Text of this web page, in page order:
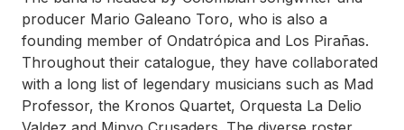
producer Mario Galeano Toro, who is also a
founding member of Ondatrópica and Los Pirañas.
Throughout their catalogue, they have collaborated
with a long list of legendary musicians such as Mad
Professor, the Kronos Quartet, Orquesta La Delio